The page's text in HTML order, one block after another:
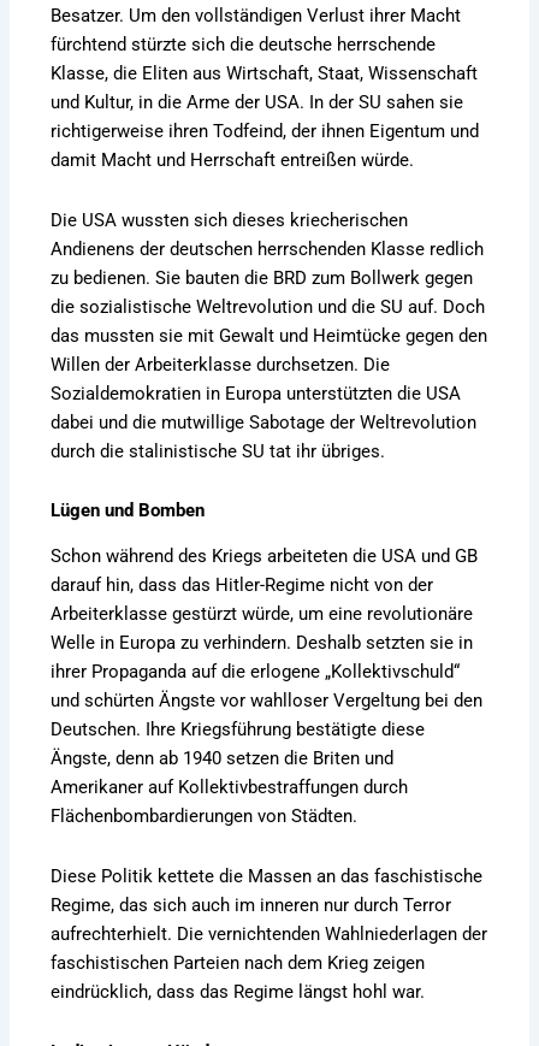
Besatzer. Um den vollständigen Verlust ihrer Macht
fürchtend stürzte sich die deutsche herrschende
Klasse, die Eliten aus Wirtschaft, Staat, Wissenschaft
und Kultur, in die Arme der USA. In der SU sahen sie
richtigerweise ihren Todfeind, der ihnen Eigentum und
damit Macht und Herrschaft entreißen würde.
Die USA wussten sich dieses kriecherischen
Andienens der deutschen herrschenden Klasse redlich
zu bedienen. Sie bauten die BRD zum Bollwerk gegen
die sozialistische Weltrevolution und die SU auf. Doch
das mussten sie mit Gewalt und Heimtücke gegen den
Willen der Arbeiterklasse durchsetzen. Die
Sozialdemokratien in Europa unterstützten die USA
dabei und die mutwillige Sabotage der Weltrevolution
durch die stalinistische SU tat ihr übriges.
Lügen und Bomben
Schon während des Kriegs arbeiteten die USA und GB
darauf hin, dass das Hitler-Regime nicht von der
Arbeiterklasse gestürzt würde, um eine revolutionäre
Welle in Europa zu verhindern. Deshalb setzten sie in
ihrer Propaganda auf die erlogene „Kollektivschuld“
und schürten Ängste vor wahlloser Vergeltung bei den
Deutschen. Ihre Kriegsführung bestätigte diese
Ängste, denn ab 1940 setzen die Briten und
Amerikaner auf Kollektivbestraffungen durch
Flächenbombardierungen von Städten.
Diese Politik kettete die Massen an das faschistische
Regime, das sich auch im inneren nur durch Terror
aufrechterhielt. Die vernichtenden Wahlniederlagen der
faschistischen Parteien nach dem Krieg zeigen
eindrücklich, dass das Regime längst hohl war.